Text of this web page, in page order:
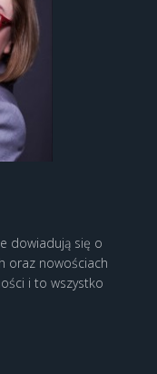
dowiadują się o
oraz nowościach
i to wszystko